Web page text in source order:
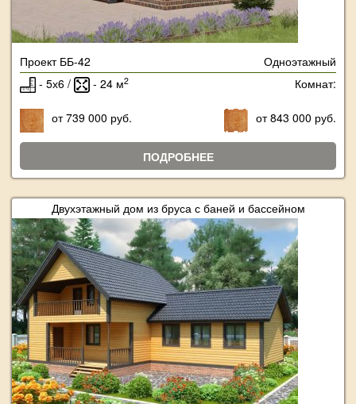
Проект ББ-42
Одноэтажный
- 5х6 /
- 24 м2 Комнат:
от 739 000 руб. от 843 000 руб.
ПОДРОБНЕЕ
Двухэтажный дом из бруса с баней и бассейном